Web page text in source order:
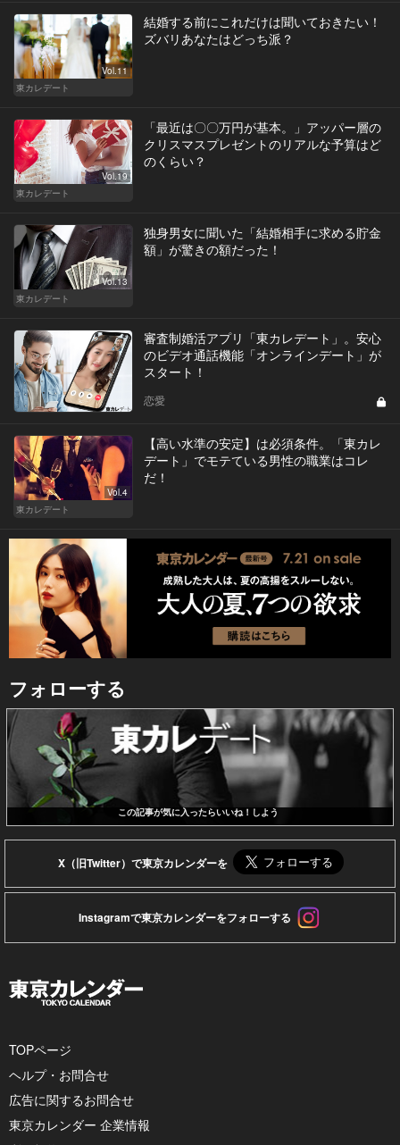
Vol.11
東カレデート
結婚する前にこれだけは聞いておきたい！
ズバリあなたはどっち派？
Vol.19
東カレデート
「最近は〇〇万円が基本。」アッパー層の
クリスマスプレゼントのリアルな予算はど
のくらい？
Vol.13
東カレデート
独身男女に聞いた「結婚相手に求める貯金
額」が驚きの額だった！
審査制婚活アプリ「東カレデート」。安心
のビデオ通話機能「オンラインデート」が
スタート！
恋愛
Vol.4
東カレデート
【高い水準の安定】は必須条件。「東カレ
デート」でモテている男性の職業はコレ
だ！
フォローする
この記事が気に入ったらいいね！しよう
X（旧Twitter）で東京カレンダーを
Instagramで東京カレンダーをフォローする
TOPページ
ヘルプ・お問合せ
広告に関するお問合せ
東京カレンダー 企業情報